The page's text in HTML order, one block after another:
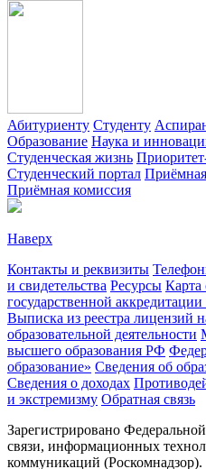
Абитуриенту Студенту
Образование Наука и
Студенческая жизнь
Студенческий портал
Приёмная комиссия
Наверх
Контакты и реквизиты
и свидетельства Ресурсы Карта
государственной
Выписка из реестра лицензий
образовательной деятельности
высшего образования РФ
образование» Сведения об
Сведения о доходах
и экстремизму Обратная связь
Зарегистрировано
связи, информационных
коммуникаций (Роскомнадзор).